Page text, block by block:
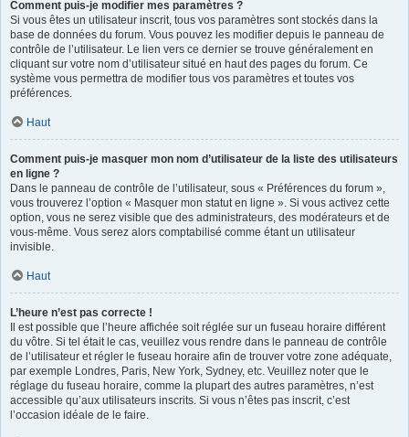
Comment puis-je modifier mes paramètres ?
Si vous êtes un utilisateur inscrit, tous vos paramètres sont stockés dans la
base de données du forum. Vous pouvez les modifier depuis le panneau de
contrôle de l’utilisateur. Le lien vers ce dernier se trouve généralement en
cliquant sur votre nom d’utilisateur situé en haut des pages du forum. Ce
système vous permettra de modifier tous vos paramètres et toutes vos
préférences.
Haut
Comment puis-je masquer mon nom d’utilisateur de la liste des utilisateurs
en ligne ?
Dans le panneau de contrôle de l’utilisateur, sous « Préférences du forum »,
vous trouverez l’option « Masquer mon statut en ligne ». Si vous activez cette
option, vous ne serez visible que des administrateurs, des modérateurs et de
vous-même. Vous serez alors comptabilisé comme étant un utilisateur
invisible.
Haut
L’heure n’est pas correcte !
Il est possible que l’heure affichée soit réglée sur un fuseau horaire différent
du vôtre. Si tel était le cas, veuillez vous rendre dans le panneau de contrôle
de l’utilisateur et régler le fuseau horaire afin de trouver votre zone adéquate,
par exemple Londres, Paris, New York, Sydney, etc. Veuillez noter que le
réglage du fuseau horaire, comme la plupart des autres paramètres, n’est
accessible qu’aux utilisateurs inscrits. Si vous n’êtes pas inscrit, c’est
l’occasion idéale de le faire.